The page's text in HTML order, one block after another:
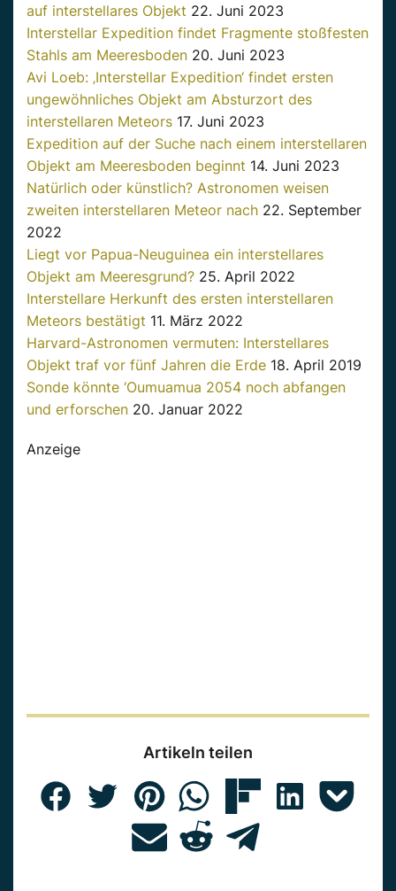
auf interstellares Objekt 22. Juni 2023
Interstellar Expedition findet Fragmente stoßfesten
Stahls am Meeresboden 20. Juni 2023
Avi Loeb: ‚Interstellar Expedition‘ findet ersten
ungewöhnliches Objekt am Absturzort des
interstellaren Meteors 17. Juni 2023
Expedition auf der Suche nach einem interstellaren
Objekt am Meeresboden beginnt 14. Juni 2023
Natürlich oder künstlich? Astronomen weisen
zweiten interstellaren Meteor nach 22. September
2022
Liegt vor Papua-Neuguinea ein interstellares
Objekt am Meeresgrund? 25. April 2022
Interstellare Herkunft des ersten interstellaren
Meteors bestätigt 11. März 2022
Harvard-Astronomen vermuten: Interstellares
Objekt traf vor fünf Jahren die Erde 18. April 2019
Sonde könnte ‘Oumuamua 2054 noch abfangen
und erforschen 20. Januar 2022
Anzeige
Artikeln teilen